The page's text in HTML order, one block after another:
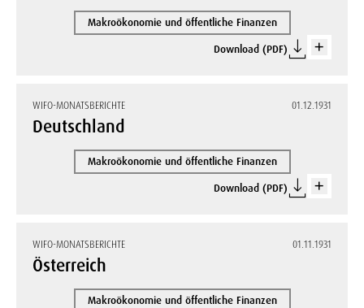
Makroökonomie und öffentliche Finanzen
Download (PDF)
WIFO-MONATSBERICHTE 01.12.1931
Deutschland
Makroökonomie und öffentliche Finanzen
Download (PDF)
WIFO-MONATSBERICHTE 01.11.1931
Österreich
Makroökonomie und öffentliche Finanzen